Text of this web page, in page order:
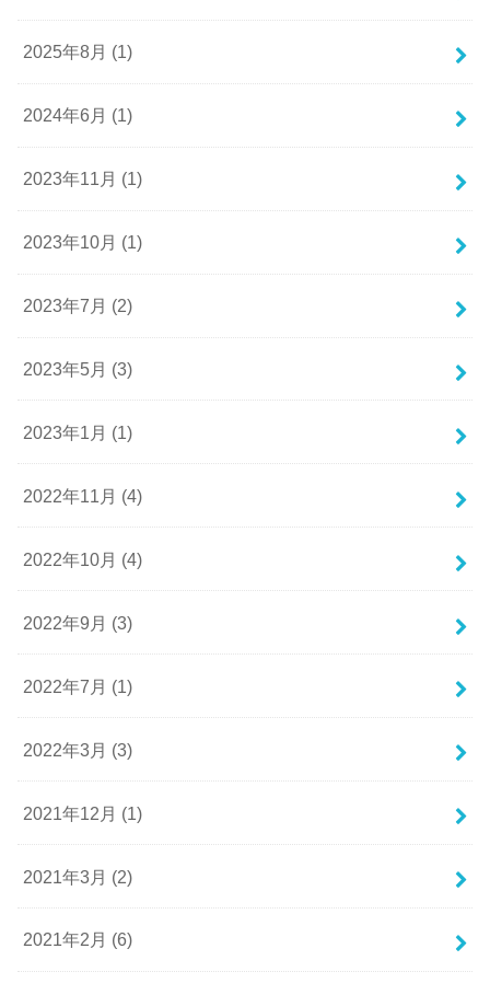
2025年8月 (1)
2024年6月 (1)
2023年11月 (1)
2023年10月 (1)
2023年7月 (2)
2023年5月 (3)
2023年1月 (1)
2022年11月 (4)
2022年10月 (4)
2022年9月 (3)
2022年7月 (1)
2022年3月 (3)
2021年12月 (1)
2021年3月 (2)
2021年2月 (6)